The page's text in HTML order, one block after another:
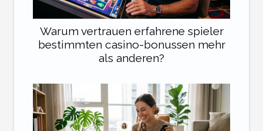
Warum vertrauen erfahrene spieler
bestimmten casino-bonussen mehr
als anderen?